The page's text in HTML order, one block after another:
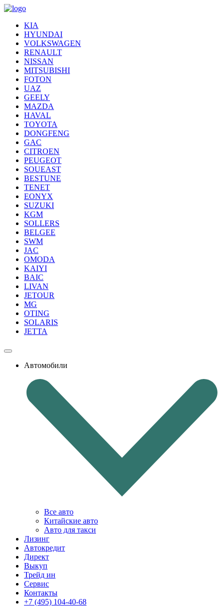
KIA
HYUNDAI
VOLKSWAGEN
RENAULT
NISSAN
MITSUBISHI
FOTON
UAZ
GEELY
MAZDA
HAVAL
TOYOTA
DONGFENG
GAC
CITROEN
PEUGEOT
SOUEAST
BESTUNE
TENET
EONYX
SUZUKI
KGM
SOLLERS
BELGEE
SWM
JAC
OMODA
KAIYI
BAIC
LIVAN
JETOUR
MG
OTING
SOLARIS
JETTA
Автомобили
Все авто
Китайские авто
Авто для такси
Лизинг
Автокредит
Директ
Выкуп
Трейд ин
Сервис
Контакты
+7 (495) 104-40-68